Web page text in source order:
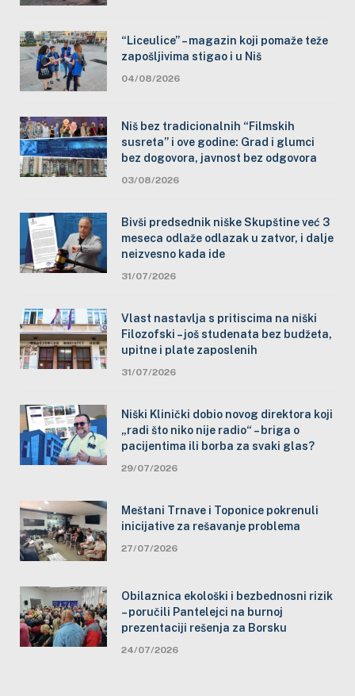
“Liceulice” – magazin koji pomaže teže
zapošljivima stigao i u Niš
04/08/2026
Niš bez tradicionalnih “Filmskih
susreta” i ove godine: Grad i glumci
bez dogovora, javnost bez odgovora
03/08/2026
Bivši predsednik niške Skupštine već 3
meseca odlaže odlazak u zatvor, i dalje
neizvesno kada ide
31/07/2026
Vlast nastavlja s pritiscima na niški
Filozofski – još studenata bez budžeta,
upitne i plate zaposlenih
31/07/2026
Niški Klinički dobio novog direktora koji
„radi što niko nije radio“ – briga o
pacijentima ili borba za svaki glas?
29/07/2026
Meštani Trnave i Toponice pokrenuli
inicijative za rešavanje problema
27/07/2026
Obilaznica ekološki i bezbednosni rizik
– poručili Pantelejci na burnoj
prezentaciji rešenja za Borsku
24/07/2026